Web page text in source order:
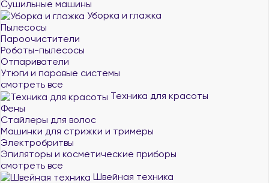
Сушильные машины
Уборка и глажка
Пылесосы
Пароочистители
Роботы-пылесосы
Отпариватели
Утюги и паровые системы
смотреть все
Техника для красоты
Фены
Стайлеры для волос
Машинки для стрижки и тримеры
Электробритвы
Эпиляторы и косметические приборы
смотреть все
Швейная техника